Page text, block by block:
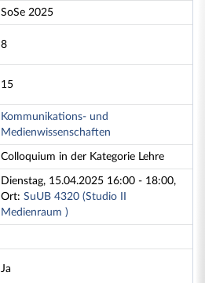
SoSe 2025
8
15
Kommunikations- und
Medienwissenschaften
Colloquium in der Kategorie Lehre
Dienstag, 15.04.2025 16:00 - 18:00,
Ort: SuUB 4320 (Studio II
Medienraum )
Ja